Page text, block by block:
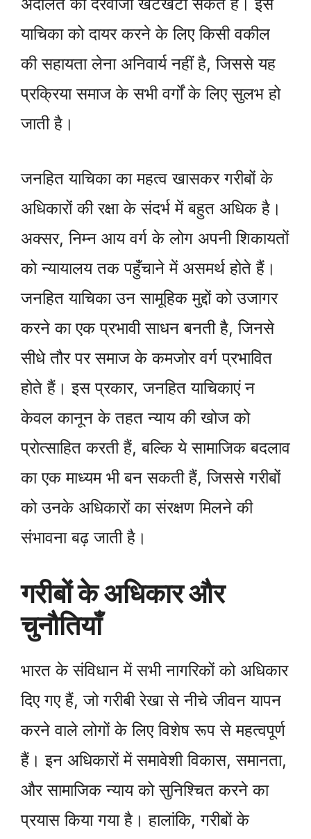
अदालत का दरवाजा खटखटा सकते हैं। इस
याचिका को दायर करने के लिए किसी वकील
की सहायता लेना अनिवार्य नहीं है, जिससे यह
प्रक्रिया समाज के सभी वर्गों के लिए सुलभ हो
जाती है।
जनहित याचिका का महत्व खासकर गरीबों के
अधिकारों की रक्षा के संदर्भ में बहुत अधिक है।
अक्सर, निम्न आय वर्ग के लोग अपनी शिकायतों
को न्यायालय तक पहुँचाने में असमर्थ होते हैं।
जनहित याचिका उन सामूहिक मुद्दों को उजागर
करने का एक प्रभावी साधन बनती है, जिनसे
सीधे तौर पर समाज के कमजोर वर्ग प्रभावित
होते हैं। इस प्रकार, जनहित याचिकाएं न
केवल कानून के तहत न्याय की खोज को
प्रोत्साहित करती हैं, बल्कि ये सामाजिक बदलाव
का एक माध्यम भी बन सकती हैं, जिससे गरीबों
को उनके अधिकारों का संरक्षण मिलने की
संभावना बढ़ जाती है।
गरीबों के अधिकार और
चुनौतियाँ
भारत के संविधान में सभी नागरिकों को अधिकार
दिए गए हैं, जो गरीबी रेखा से नीचे जीवन यापन
करने वाले लोगों के लिए विशेष रूप से महत्वपूर्ण
हैं। इन अधिकारों में समावेशी विकास, समानता,
और सामाजिक न्याय को सुनिश्चित करने का
प्रयास किया गया है। हालांकि, गरीबों के